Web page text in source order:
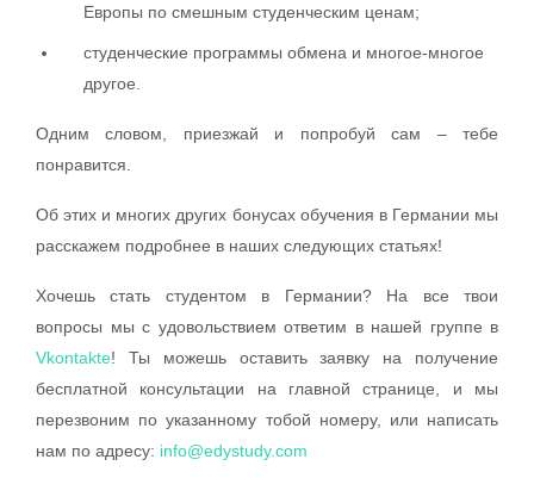
Европы по смешным студенческим ценам;
студенческие программы обмена и многое-многое
другое.
Одним словом, приезжай и попробуй сам – тебе
понравится.
Об этих и многих других бонусах обучения в Германии мы
расскажем подробнее в наших следующих статьях!
Хочешь стать студентом в Германии? Hа все твои
вопросы мы с удовольствием ответим в нашей группе в
Vkontakte! Ты можешь оставить заявку на получение
бесплатной консультации на главной странице, и мы
перезвоним по указанному тобой номеру, или написать
нам по адресу: info@edystudy.com